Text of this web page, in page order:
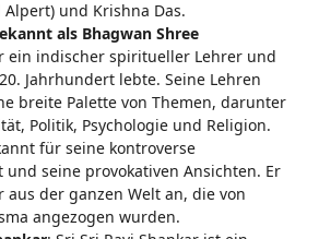
Alpert) und Krishna Das.
als Bhagwan Shree
ein indischer spiritueller Lehrer und
Jahrhundert lebte. Seine Lehren
breite Palette von Themen, darunter
Politik, Psychologie und Religion.
für seine kontroverse
und seine provokativen Ansichten. Er
aus der ganzen Welt an, die von
angezogen wurden.